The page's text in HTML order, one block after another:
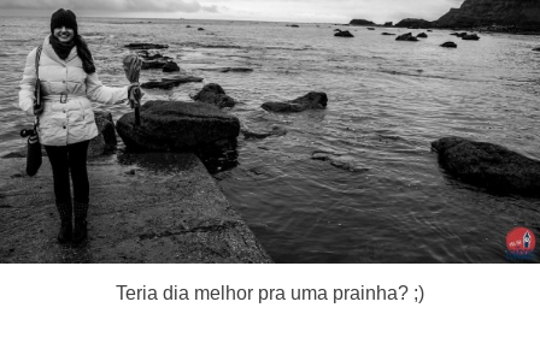
Teria dia melhor pra uma prainha? ;)